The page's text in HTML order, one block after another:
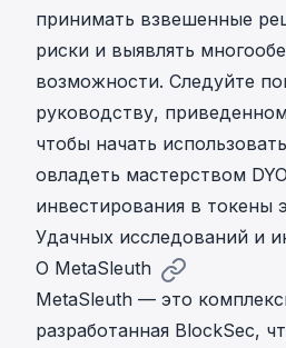
принимать взвешенные
риски и выявлять
возможности. Следуйте
руководству,
чтобы начать
овладеть мастерством
инвестирования в токены
Удачных исследований и
О MetaSleuth
MetaSleuth — это
разработанная BlockSec,